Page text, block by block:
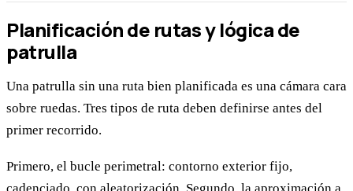
Planificación de rutas y lógica de
patrulla
Una patrulla sin una ruta bien planificada es una cámara cara
sobre ruedas. Tres tipos de ruta deben definirse antes del
primer recorrido.
Primero, el bucle perimetral: contorno exterior fijo,